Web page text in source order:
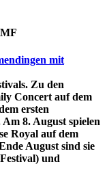
Zu den
Concert auf dem
ersten
8. August spielen
Royal auf dem
August sind sie
und